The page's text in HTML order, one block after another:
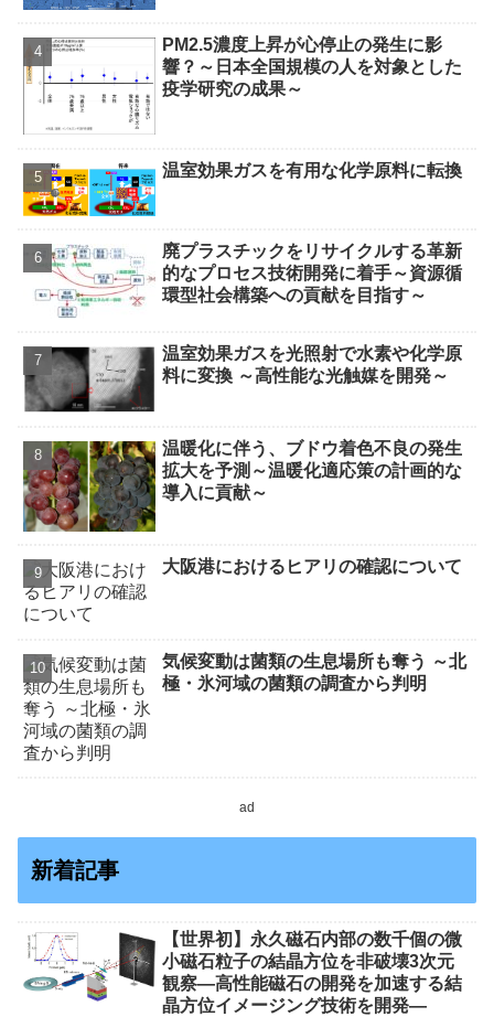
PM2.5濃度上昇が心停止の発生に影
響？～日本全国規模の人を対象とした
疫学研究の成果～
温室効果ガスを有用な化学原料に転換
廃プラスチックをリサイクルする革新
的なプロセス技術開発に着手～資源循
環型社会構築への貢献を目指す～
温室効果ガスを光照射で水素や化学原
料に変換 ～高性能な光触媒を開発～
温暖化に伴う、ブドウ着色不良の発生
拡大を予測～温暖化適応策の計画的な
導入に貢献～
大阪港におけるヒアリの確認について
気候変動は菌類の生息場所も奪う ～北
極・氷河域の菌類の調査から判明
ad
新着記事
【世界初】永久磁石内部の数千個の微
小磁石粒子の結晶方位を非破壊3次元
観察―高性能磁石の開発を加速する結
晶方位イメージング技術を開発―